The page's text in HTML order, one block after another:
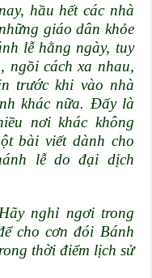
hầu hết các nhà
giáo dân khỏe
lễ hằng ngày, tuy
ngồi cách xa nhau,
trước khi vào nhà
khác nữa. Đấy là
nơi khác không
bài viết dành cho
lễ do đại dịch
nghỉ ngơi trong
cho cơn đói Bánh
thời điểm lịch sử